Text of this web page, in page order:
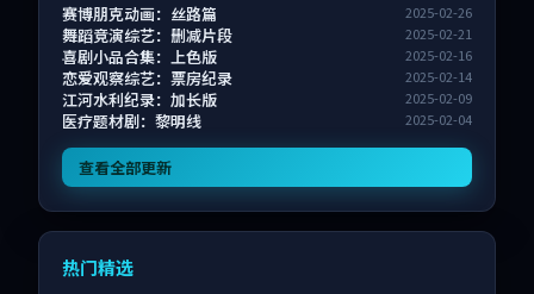
赛博朋克动画：丝路篇
2025-02-26
舞蹈竞演综艺：删减片段 2025-02-21
喜剧小品合集：上色版 2025-02-16
恋爱观察综艺：票房纪录 2025-02-14
江河水利纪录：加长版 2025-02-09
医疗题材剧：黎明线 2025-02-04
查看全部更新
热门精选